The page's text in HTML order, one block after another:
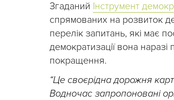
Згаданий Інструмент
спрямованих на розвиток
перелік запитань, які має
демократизації вона
покращення.
“Це своєрідна дорожня
Водночас запропоновані